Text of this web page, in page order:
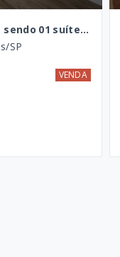
Apartamento de 03 dormitórios, sendo 01 suíte, à venda na Vila São Sebastião, Mogi das Cruzes - SP
SP
VENDA